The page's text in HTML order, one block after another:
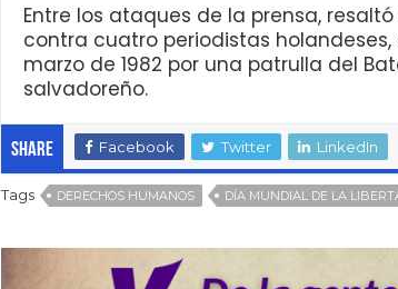
Entre los ataques de la prensa,
contra cuatro periodistas
marzo de 1982 por una patrulla del
salvadoreño.
Share Facebook Twitter LinkedIn
Tags DERECHOS HUMANOS DÍA MUNDIAL DE LA